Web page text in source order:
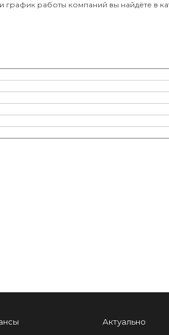
график работы компаний вы найдёте в
Актуально